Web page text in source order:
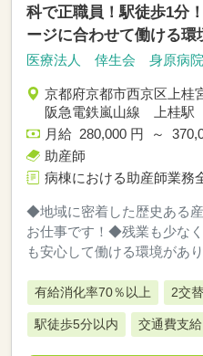
科で正職員！駅徒歩1分
ージに合わせて働ける環
医療法人 倖生会 身原病院
京都府京都市西京区上桂
阪急電鉄嵐山線 上桂駅
月給 280,000 円 ～
助産師
病棟における助産師業務
◆地域に密着した歴史ある
お仕事です！◆残業も少な
も安心して働ける環境があ
有給消化率70％以上 2交
駅徒歩5分以内 交通費支給